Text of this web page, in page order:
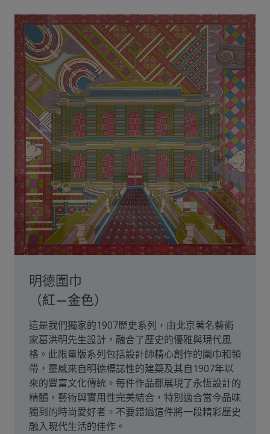
明德圍巾
（紅—金色）
這是我們獨家的1907歷史系列，由北京著名藝術
家葛洪明先生設計，融合了歷史的優雅與現代風
格。此限量版系列包括設計師精心創作的圍巾和領
帶，靈感來自明德標誌性的建築及其自1907年以
來的豐富文化傳統。每件作品都展現了永恆設計的
精髓，藝術與實用性完美結合，特別適合當今品味
獨到的時尚愛好者。不要錯過這件將一段精彩歷史
融入現代生活的佳作。